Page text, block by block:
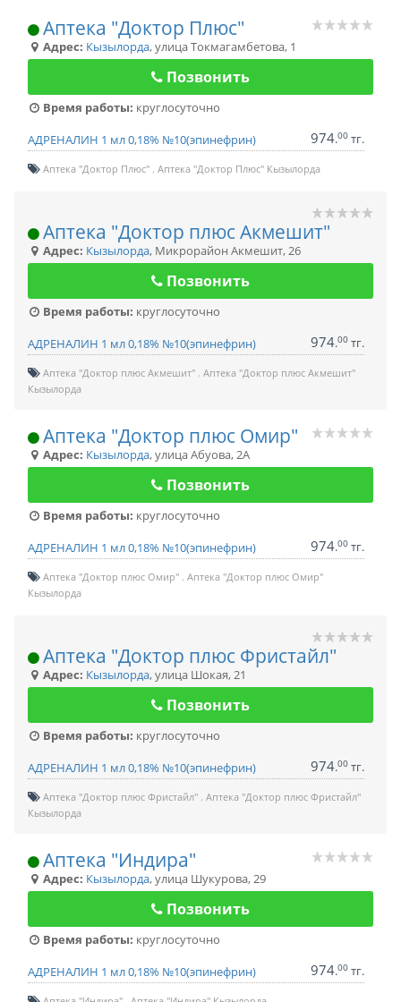
Аптека "Доктор Плюс"
Адрес: Кызылорда,улица Токмагамбетова, 1
Позвонить
Время работы: круглосуточно
АДРЕНАЛИН 1 мл 0,18% №10(эпинефрин)
974.00 тг.
Аптека "Доктор Плюс" Аптека "Доктор Плюс" Кызылорда
Аптека "Доктор плюс Акмешит"
Адрес: Кызылорда, Микрорайон Акмешит, 26
Позвонить
Время работы: круглосуточно
АДРЕНАЛИН 1 мл 0,18% №10(эпинефрин)
974.00 тг.
Аптека "Доктор плюс Акмешит" Аптека "Доктор плюс Акмешит"
Кызылорда
Аптека "Доктор плюс Омир"
Адрес: Кызылорда,улица Абуова, 2А
Позвонить
Время работы: круглосуточно
АДРЕНАЛИН 1 мл 0,18% №10(эпинефрин)
974.00 тг.
Аптека "Доктор плюс Омир" Аптека "Доктор плюс Омир"
Кызылорда
Аптека "Доктор плюс Фристайл"
Адрес: Кызылорда,улица Шокая, 21
Позвонить
Время работы: круглосуточно
АДРЕНАЛИН 1 мл 0,18% №10(эпинефрин)
974.00 тг.
Аптека "Доктор плюс Фристайл" Аптека "Доктор плюс Фристайл"
Кызылорда
Аптека "Индира"
Адрес: Кызылорда,улица Шукурова, 29
Позвонить
Время работы: круглосуточно
АДРЕНАЛИН 1 мл 0,18% №10(эпинефрин)
974.00 тг.